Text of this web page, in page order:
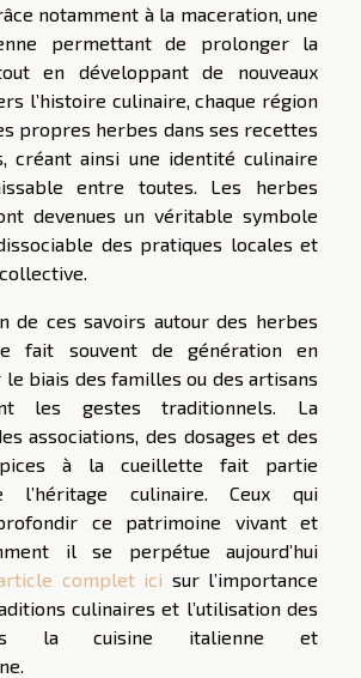
notamment à la maceration, une
permettant de prolonger la
en développant de nouveaux
l’histoire culinaire, chaque région
propres herbes dans ses recettes
créant ainsi une identité culinaire
entre toutes. Les herbes
devenues un véritable symbole
des pratiques locales et
de ces savoirs autour des herbes
fait souvent de génération en
biais des familles ou des artisans
les gestes traditionnels. La
associations, des dosages et des
à la cueillette fait partie
l’héritage culinaire. Ceux qui
ce patrimoine vivant et
il se perpétue aujourd’hui
complet ici sur l’importance
culinaires et l’utilisation des
la cuisine italienne et